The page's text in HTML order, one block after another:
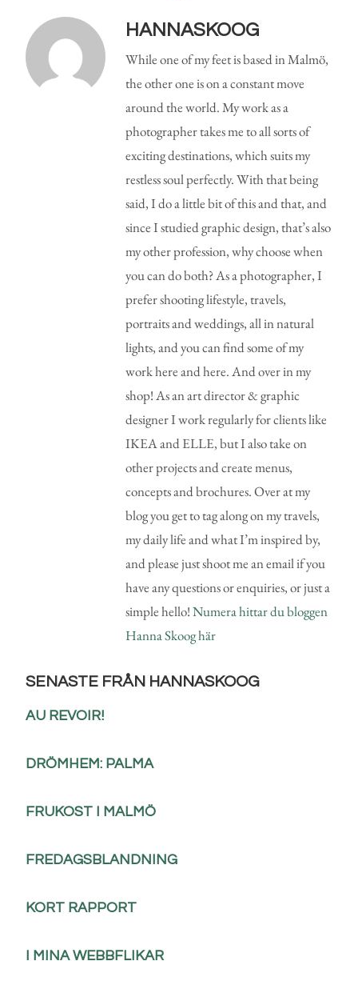
HANNASKOOG
While one of my feet is based in Malmö,
the other one is on a constant move
around the world. My work as a
photographer takes me to all sorts of
exciting destinations, which suits my
restless soul perfectly. With that being
said, I do a little bit of this and that, and
since I studied graphic design, that’s also
my other profession, why choose when
you can do both? As a photographer, I
prefer shooting lifestyle, travels,
portraits and weddings, all in natural
lights, and you can find some of my
work here and here. And over in my
shop! As an art director & graphic
designer I work regularly for clients like
IKEA and ELLE, but I also take on
other projects and create menus,
concepts and brochures. Over at my
blog you get to tag along on my travels,
my daily life and what I’m inspired by,
and please just shoot me an email if you
have any questions or enquiries, or just a
simple hello!Numera hittar du bloggen
Hanna Skoog här
SENASTE FRÅN HANNASKOOG
AU REVOIR!
DRÖMHEM: PALMA
FRUKOST I MALMÖ
FREDAGSBLANDNING
KORT RAPPORT
I MINA WEBBFLIKAR